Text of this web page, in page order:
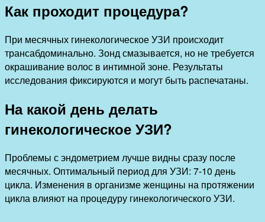
Как проходит процедура?
При месячных гинекологическое УЗИ происходит
трансабдоминально. Зонд смазывается, но не требуется
окрашивание волос в интимной зоне. Результаты
исследования фиксируются и могут быть распечатаны.
На какой день делать
гинекологическое УЗИ?
Проблемы с эндометрием лучше видны сразу после
месячных. Оптимальный период для УЗИ: 7-10 день
цикла. Изменения в организме женщины на протяжении
цикла влияют на процедуру гинекологического УЗИ.